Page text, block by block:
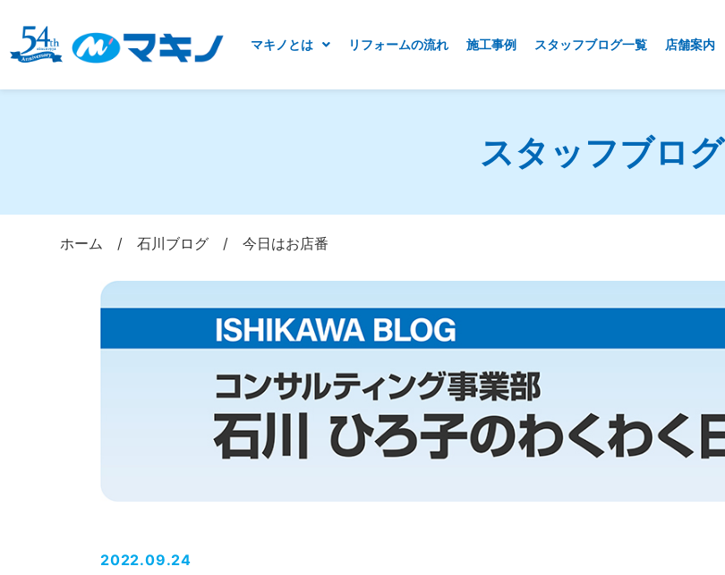
マキノとは リフォームの流れ 施工事例 スタッフブログ一覧 店舗案内
スタッフブログ
ホーム /石川ブログ /今日はお店番
2022.09.24